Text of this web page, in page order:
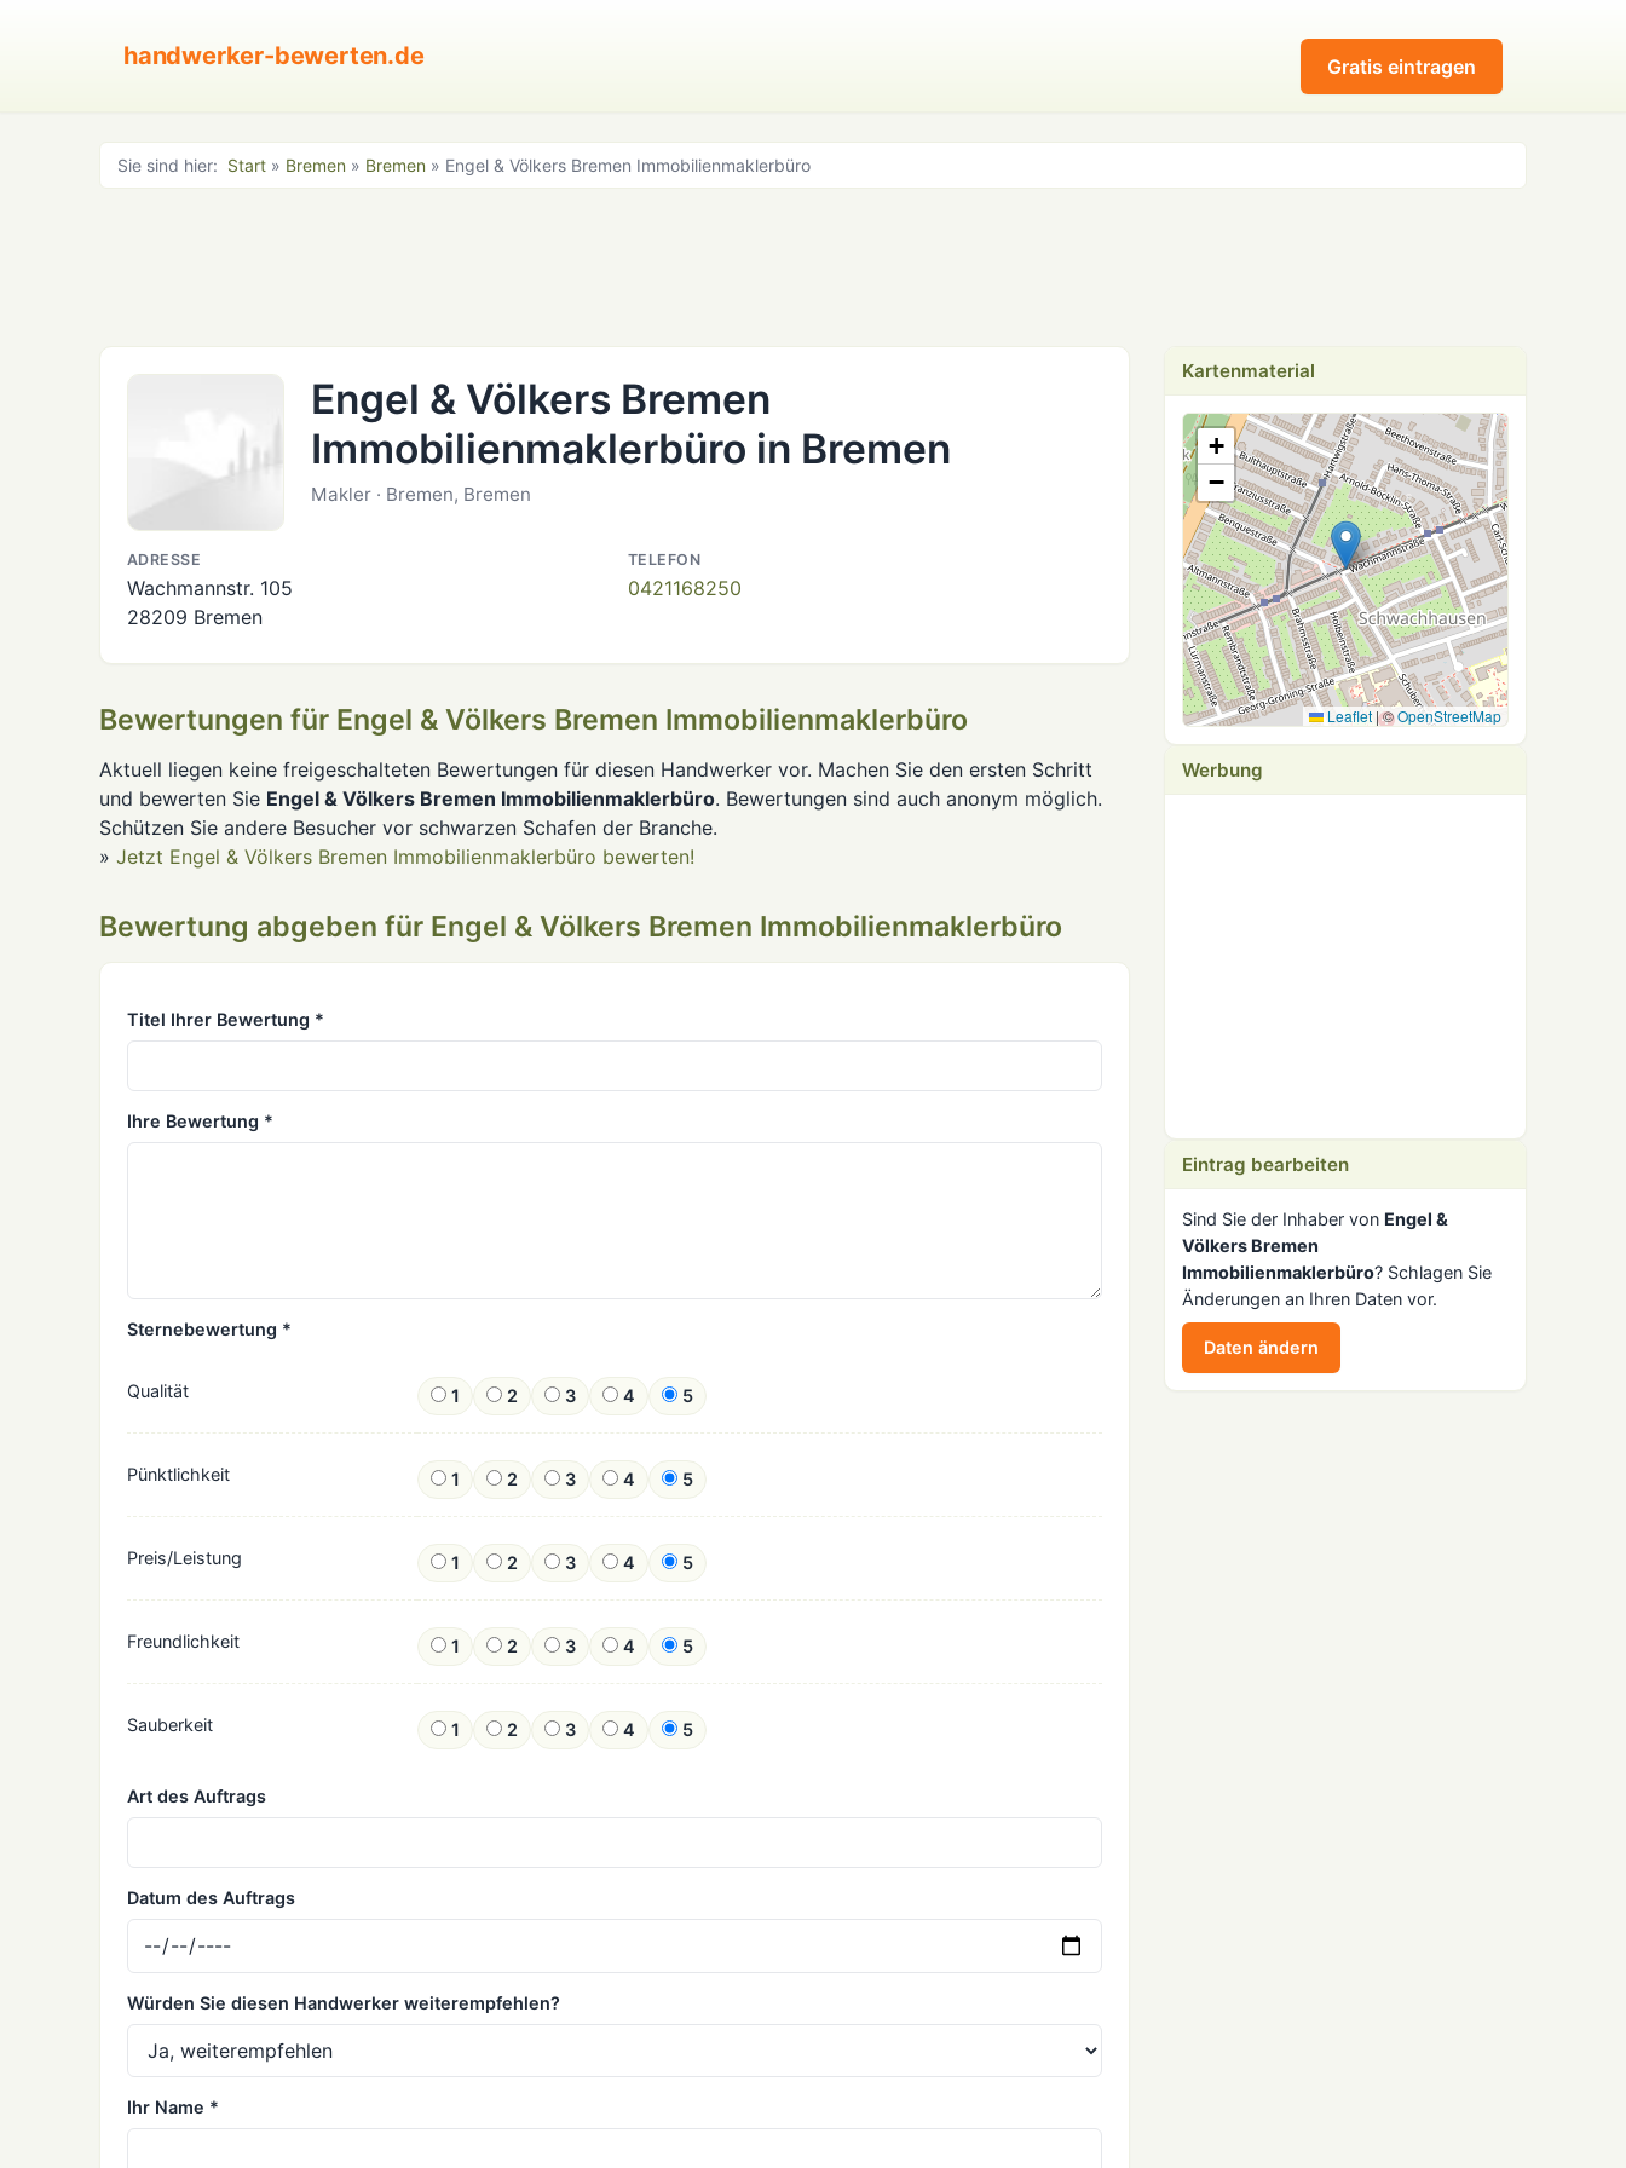
handwerker-bewerten.de Gratis eintragen
Sie sind hier: Start » Bremen » Bremen » Engel & Völkers Bremen Immobilienmaklerbüro
Engel & Völkers Bremen
Immobilienmaklerbüro in Bremen
Makler · Bremen, Bremen
ADRESSE
Wachmannstr. 105
28209 Bremen
TELEFON
0421168250
Bewertungen für Engel & Völkers Bremen Immobilienmaklerbüro
Aktuell liegen keine freigeschalteten Bewertungen für diesen Handwerker vor. Machen Sie den ersten Schritt
und bewerten Sie Engel & Völkers Bremen Immobilienmaklerbüro. Bewertungen sind auch anonym möglich.
Schützen Sie andere Besucher vor schwarzen Schafen der Branche.
» Jetzt Engel & Völkers Bremen Immobilienmaklerbüro bewerten!
Bewertung abgeben für Engel & Völkers Bremen Immobilienmaklerbüro
Titel Ihrer Bewertung *
Ihre Bewertung *
Sternebewertung *
Qualität 1 2 3 4 5
Pünktlichkeit 1 2 3 4 5
Preis/Leistung 1 2 3 4 5
Freundlichkeit 1 2 3 4 5
Sauberkeit 1 2 3 4 5
Art des Auftrags
Datum des Auftrags
Würden Sie diesen Handwerker weiterempfehlen?
Ihr Name *
Kartenmaterial
+
−
Leaflet |©OpenStreetMap
Werbung
Eintrag bearbeiten
Sind Sie der Inhaber von Engel &
Völkers Bremen
Immobilienmaklerbüro? Schlagen Sie
Änderungen an Ihren Daten vor.
Daten ändern